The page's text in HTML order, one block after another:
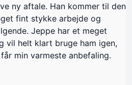
ny aftale. Han kommer til den
fint stykke arbejde og
Jeppe har et meget
vil helt klart bruge ham igen,
min varmeste anbefaling.